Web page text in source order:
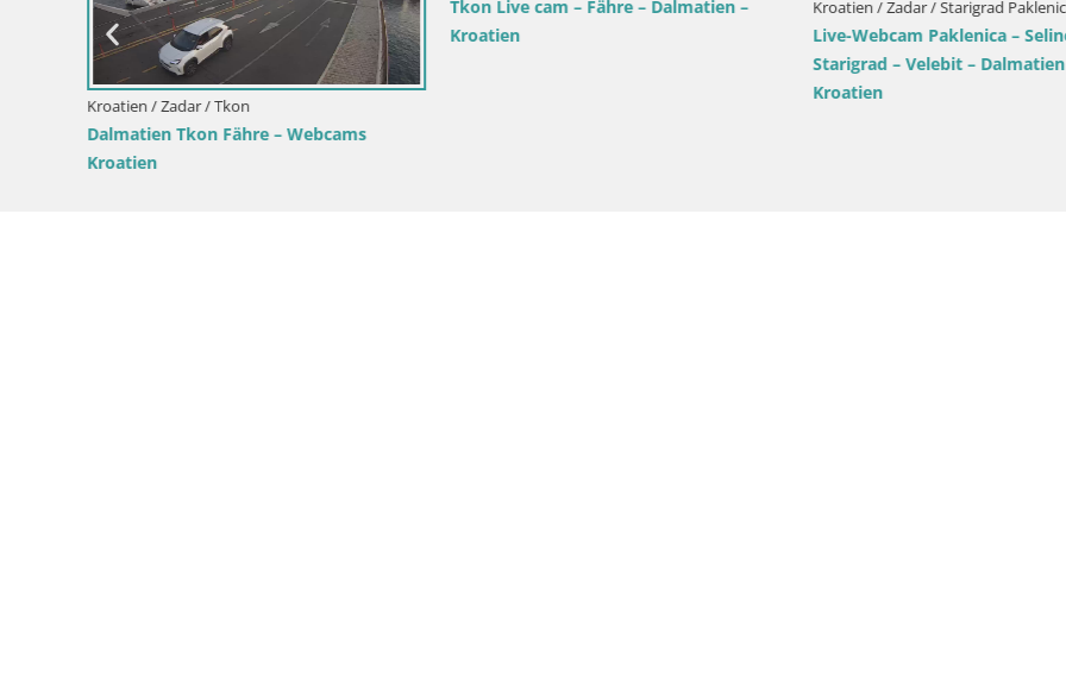
Kroatien / Zadar / Tkon
Dalmatien Tkon Fähre – Webcams
Kroatien
Tkon Live cam – Fähre – Dalmatien –
Kroatien
Kroatien / Zadar / Starigrad
Live-Webcam Paklenica –
Starigrad – Velebit – Dalmatien
Kroatien